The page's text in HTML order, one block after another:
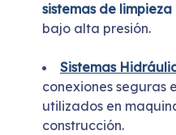
sistemas de
bajo alta presión.
Sistemas
conexiones seguras
utilizados en
construcción.